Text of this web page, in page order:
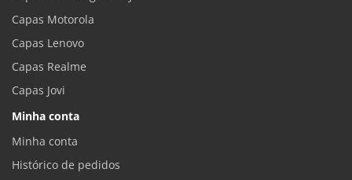
Capas Motorola
Capas Lenovo
Capas Realme
Capas Jovi
Minha conta
Minha conta
Histórico de pedidos